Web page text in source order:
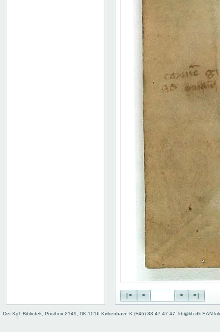
|< < > >|
Det Kgl. Bibliotek, Postbox 2149, DK-1016 København K (+45) 33 47 47 47, kb@kb.dk EAN